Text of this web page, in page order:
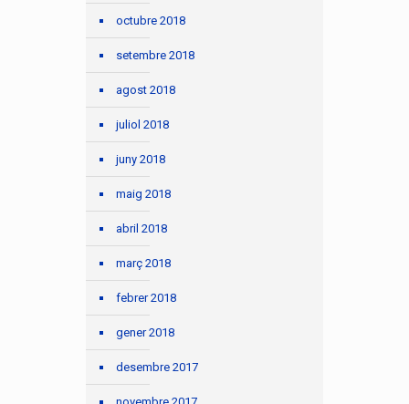
octubre 2018
setembre 2018
agost 2018
juliol 2018
juny 2018
maig 2018
abril 2018
març 2018
febrer 2018
gener 2018
desembre 2017
novembre 2017